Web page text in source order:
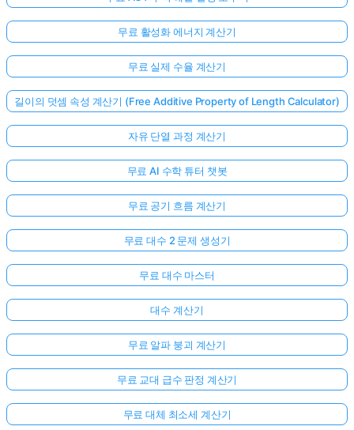
무료 활성화 에너지 계산기
무료 실제 수율 계산기
길이의 덧셈 속성 계산기 (Free Additive Property of Length Calculator)
자유 단열 과정 계산기
무료 AI 수학 튜터 챗봇
무료 공기 흐름 계산기
무료 대수 2 문제 생성기
무료 대수 마스터
대수 계산기
무료 알파 붕괴 계산기
무료 교대 급수 판정 계산기
무료 대체 최소세 계산기